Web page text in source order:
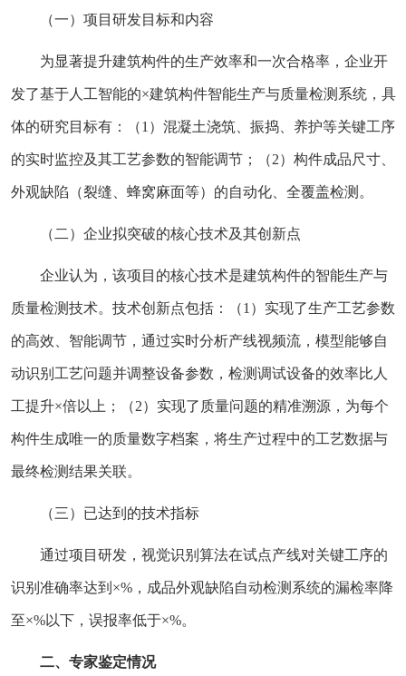
（一）项目研发目标和内容
为显著提升建筑构件的生产效率和一次合格率，企业开
发了基于人工智能的×建筑构件智能生产与质量检测系统，具
体的研究目标有：（1）混凝土浇筑、振捣、养护等关键工序
的实时监控及其工艺参数的智能调节；（2）构件成品尺寸、
外观缺陷（裂缝、蜂窝麻面等）的自动化、全覆盖检测。
（二）企业拟突破的核心技术及其创新点
企业认为，该项目的核心技术是建筑构件的智能生产与
质量检测技术。技术创新点包括：（1）实现了生产工艺参数
的高效、智能调节，通过实时分析产线视频流，模型能够自
动识别工艺问题并调整设备参数，检测调试设备的效率比人
工提升×倍以上；（2）实现了质量问题的精准溯源，为每个
构件生成唯一的质量数字档案，将生产过程中的工艺数据与
最终检测结果关联。
（三）已达到的技术指标
通过项目研发，视觉识别算法在试点产线对关键工序的
识别准确率达到×%，成品外观缺陷自动检测系统的漏检率降
至×%以下，误报率低于×%。
二、专家鉴定情况